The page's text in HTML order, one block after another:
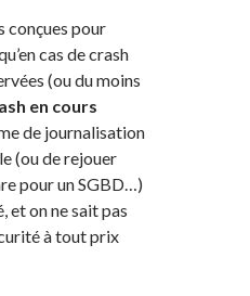
conçues pour
cas de crash
(ou du moins
en cours
de journalisation
(ou de rejouer
pour un SGBD…)
et on ne sait pas
à tout prix